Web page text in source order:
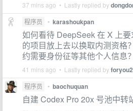
37 mins ago • Lastly replied by
程序员 • karashoukpan
如何看待 DeepSeek 在 X 上
的项目放上去以换取内测资格
约需要身份征等其他个人信息？
41 mins ago • Lastly replied by
程序员 • baochuquan
自建 Codex Pro 20x 号池中转